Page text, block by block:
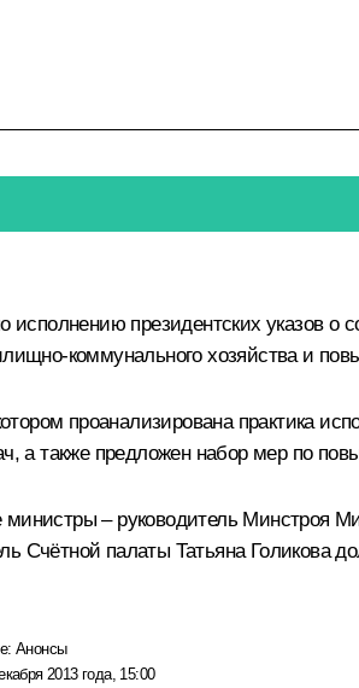
исполнению президентских указов
коммунального хозяйства и
проанализирована практика
а также предложен набор мер по
– руководитель Минстроя
Счётной палаты Татьяна Голикова
Анонсы
2013 года, 15:00